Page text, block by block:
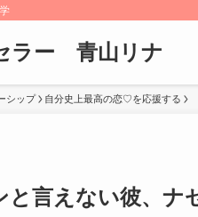
ラー 青山リナ
シップ 自分史上最高の恋♡を応援する
と言えない彼、ナ